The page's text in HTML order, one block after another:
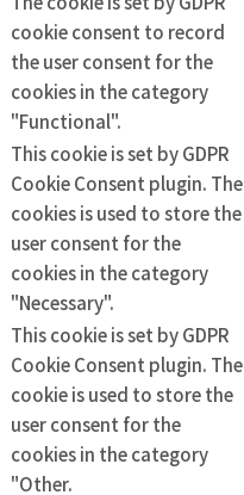
cookie consent to record
the user consent for the
cookies in the category
"Functional".
This cookie is set by GDPR
Cookie Consent plugin. The
cookies is used to store the
user consent for the
cookies in the category
"Necessary".
This cookie is set by GDPR
Cookie Consent plugin. The
cookie is used to store the
user consent for the
cookies in the category
"Other.